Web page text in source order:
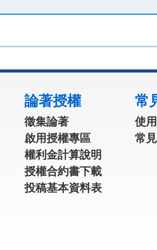
論著授權
徵集論著
啟用授權專區
權利金計算說明
授權合約書下載
投稿基本資料表
常
使
常